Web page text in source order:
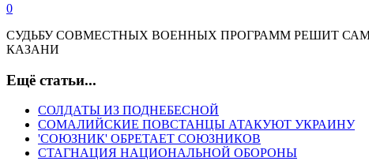
0
СУДЬБУ СОВМЕСТНЫХ ВОЕННЫХ ПРОГРАММ РЕШИТ
КАЗАНИ
Ещё статьи...
СОЛДАТЫ ИЗ ПОДНЕБЕСНОЙ
СОМАЛИЙСКИЕ ПОВСТАНЦЫ АТАКУЮТ УКРАИНУ
'СОЮЗНИК' ОБРЕТАЕТ СОЮЗНИКОВ
СТАГНАЦИЯ НАЦИОНАЛЬНОЙ ОБОРОНЫ